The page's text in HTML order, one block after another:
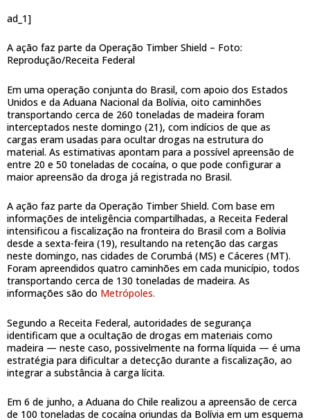
ad_1]
A ação faz parte da Operação Timber Shield – Foto:
Reprodução/Receita Federal
Em uma operação conjunta do Brasil, com apoio dos Estados
Unidos e da Aduana Nacional da Bolívia, oito caminhões
transportando cerca de 260 toneladas de madeira foram
interceptados neste domingo (21), com indícios de que as
cargas eram usadas para ocultar drogas na estrutura do
material. As estimativas apontam para a possível apreensão de
entre 20 e 50 toneladas de cocaína, o que pode configurar a
maior apreensão da droga já registrada no Brasil.
A ação faz parte da Operação Timber Shield. Com base em
informações de inteligência compartilhadas, a Receita Federal
intensificou a fiscalização na fronteira do Brasil com a Bolívia
desde a sexta-feira (19), resultando na retenção das cargas
neste domingo, nas cidades de Corumbá (MS) e Cáceres (MT).
Foram apreendidos quatro caminhões em cada município, todos
transportando cerca de 130 toneladas de madeira. As
informações são do Metrópoles.
Segundo a Receita Federal, autoridades de segurança
identificam que a ocultação de drogas em materiais como
madeira — neste caso, possivelmente na forma líquida — é uma
estratégia para dificultar a detecção durante a fiscalização, ao
integrar a substância à carga lícita.
Em 6 de junho, a Aduana do Chile realizou a apreensão de cerca
de 100 toneladas de cocaína oriundas da Bolívia em um esquema